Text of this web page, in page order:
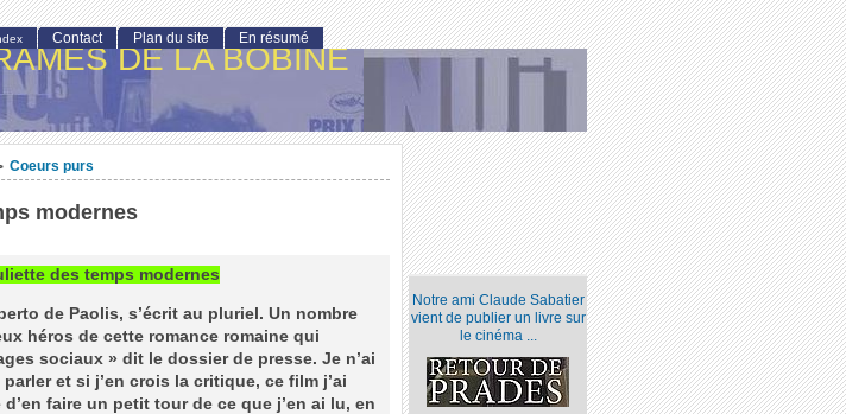
DE LA BOBINE
Coeurs purs
modernes
des temps modernes
de Paolis, s’écrit au pluriel. Un nombre
héros de cette romance romaine qui
sociaux » dit le dossier de presse. Je n’ai
et si j’en crois la critique, ce film j’ai
faire un petit tour de ce que j’en ai lu, en
Notre ami Claude Sabatier
vient de publier un livre sur
le cinéma ...
Contact Plan du site En résumé